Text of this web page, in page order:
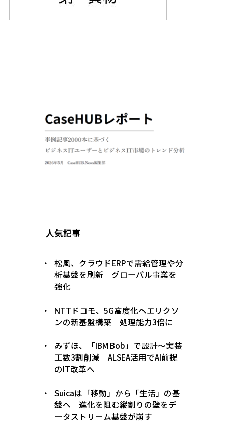
人気記事
松風、クラウドERPで需給管理や分
析基盤を刷新 グローバル事業を
強化
NTTドコモ、5G高度化へエリクソ
ンの新基盤構築 処理能力3倍に
みずほ、「IBM Bob」で設計〜実装
工数3割削減 ALSEA活用でAI前提
のIT改革へ
Suicaは「移動」から「生活」の基
盤へ 進化を阻む縦割りの壁をデ
ータストリーム基盤が崩す